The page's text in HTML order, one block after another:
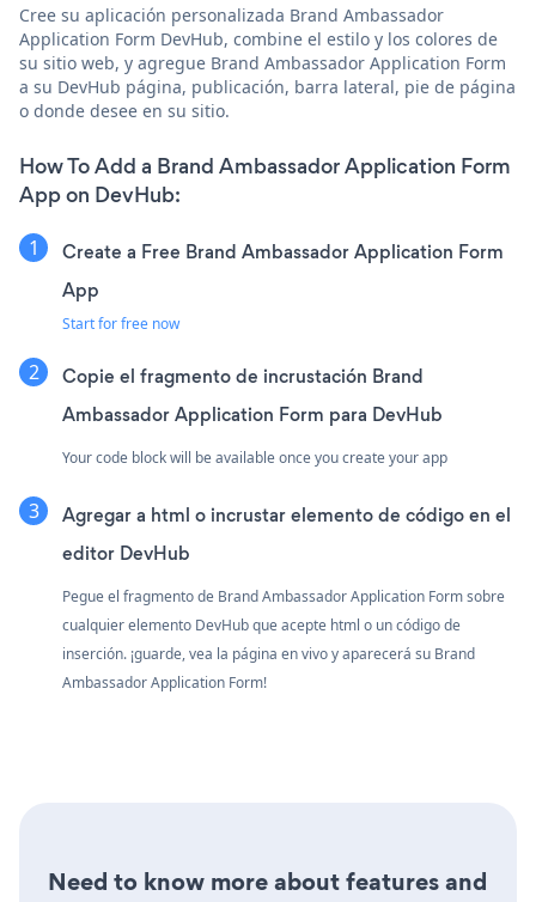
Cree su aplicación personalizada Brand Ambassador
Application Form DevHub, combine el estilo y los colores de
su sitio web, y agregue Brand Ambassador Application Form
a su DevHub página, publicación, barra lateral, pie de página
o donde desee en su sitio.
How To Add a Brand Ambassador Application Form
App on DevHub:
Create a Free Brand Ambassador Application Form
App
Start for free now
Copie el fragmento de incrustación Brand
Ambassador Application Form para DevHub
Your code block will be available once you create your app
Agregar a html o incrustar elemento de código en el
editor DevHub
Pegue el fragmento de Brand Ambassador Application Form sobre
cualquier elemento DevHub que acepte html o un código de
inserción. ¡guarde, vea la página en vivo y aparecerá su Brand
Ambassador Application Form!
Need to know more about features and